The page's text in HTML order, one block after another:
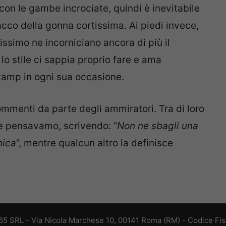
le gambe incrociate, quindi è inevitabile
della gonna cortissima. Ai piedi invece,
ne incorniciano ancora di più il
stile ci sappia proprio fare e ama
in ogni sua occasione.
da parte degli ammiratori. Tra di loro
scrivendo: “Non ne sbagli una
“, mentre qualcun altro la definisce
SRL - Via Nicola Marchese 10, 00141 Roma (RM) - Codice